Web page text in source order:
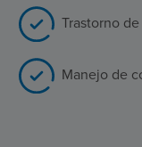
Trastorno
Manejo de